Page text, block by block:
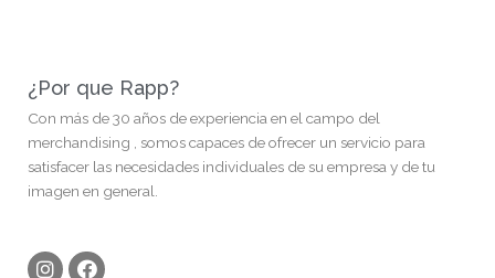
¿Por que Rapp?
Con más de 30 años de experiencia en el campo del
merchandising , somos capaces de ofrecer un servicio para
satisfacer las necesidades individuales de su empresa y de tu
imagen en general.
I F